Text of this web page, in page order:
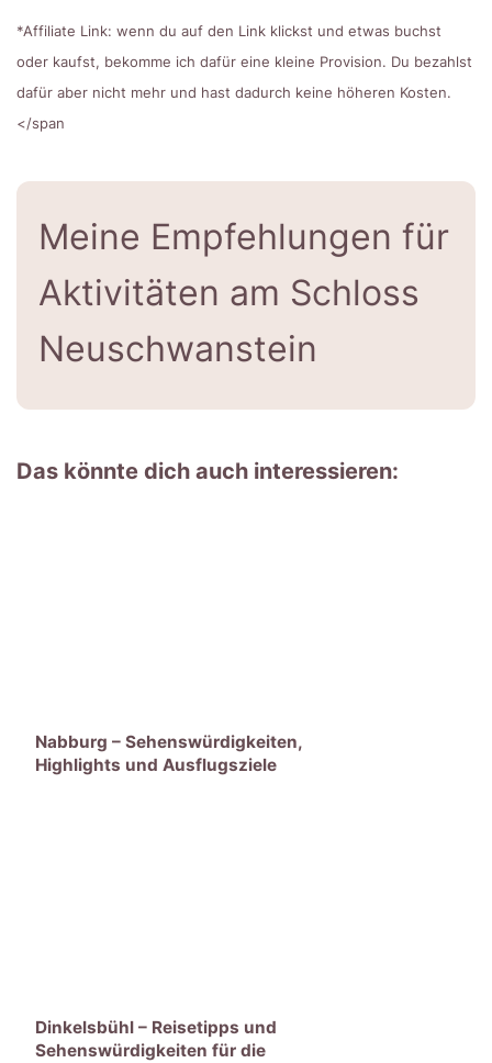
*Affiliate Link: wenn du auf den Link klickst und etwas buchst
oder kaufst, bekomme ich dafür eine kleine Provision. Du bezahlst
dafür aber nicht mehr und hast dadurch keine höheren Kosten.
</span
Meine Empfehlungen für
Aktivitäten am Schloss
Neuschwanstein
Das könnte dich auch interessieren:
Nabburg – Sehenswürdigkeiten,
Highlights und Ausflugsziele
Dinkelsbühl – Reisetipps und
Sehenswürdigkeiten für die